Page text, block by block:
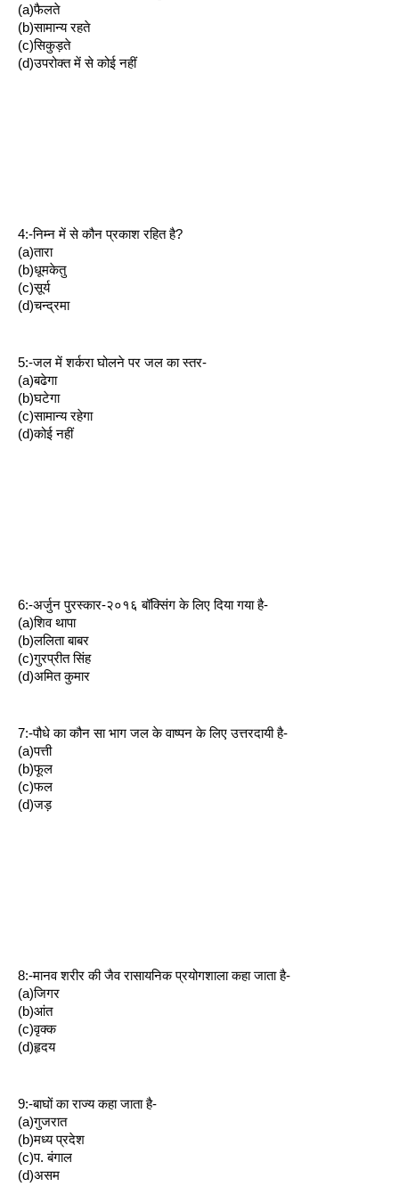
(a)फैलते
(b)सामान्य रहते
(c)सिकुड़ते
(d)उपरोक्त में से कोई नहीं
4:-निम्न में से कौन प्रकाश रहित है?
(a)तारा
(b)धूमकेतु
(c)सूर्य
(d)चन्द्रमा
5:-जल में शर्करा घोलने पर जल का स्तर-
(a)बढेगा
(b)घटेगा
(c)सामान्य रहेगा
(d)कोई नहीं
6:-अर्जुन पुरस्कार-२०१६ बॉक्सिंग के लिए दिया गया है-
(a)शिव थापा
(b)ललिता बाबर
(c)गुरप्रीत सिंह
(d)अमित कुमार
7:-पौधे का कौन सा भाग जल के वाष्पन के लिए उत्तरदायी है-
(a)पत्ती
(b)फूल
(c)फल
(d)जड़
8:-मानव शरीर की जैव रासायनिक प्रयोगशाला कहा जाता है-
(a)जिगर
(b)आंत
(c)वृक्क
(d)हृदय
9:-बाघों का राज्य कहा जाता है-
(a)गुजरात
(b)मध्य प्रदेश
(c)प. बंगाल
(d)असम